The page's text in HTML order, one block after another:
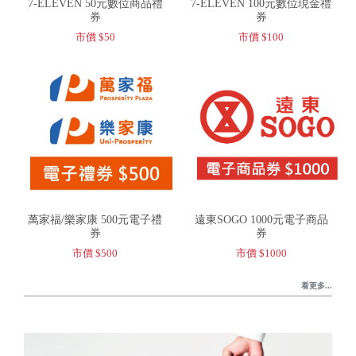
7-ELEVEN 50元數位商品禮
券
市價 $50
7-ELEVEN 100元數位現金禮
券
市價 $100
萬家福/樂家康 500元電子禮
券
市價 $500
遠東SOGO 1000元電子商品
券
市價 $1000
看更多...